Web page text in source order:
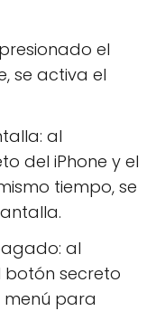
el
se activa el
al
del iPhone y el
tiempo, se
al
botón secreto
menú para